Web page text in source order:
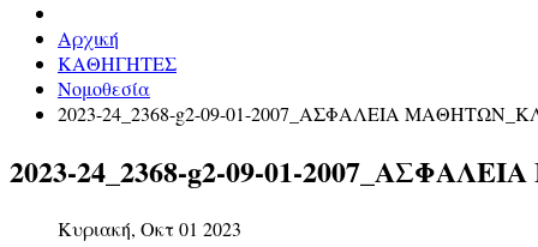
Αρχική
ΚΑΘΗΓΗΤΕΣ
Νομοθεσία
2023-24_2368-g2-09-01-2007_ΑΣΦΑΛΕΙΑ
2023-24_2368-g2-09-01-
Κυριακή, Οκτ 01 2023